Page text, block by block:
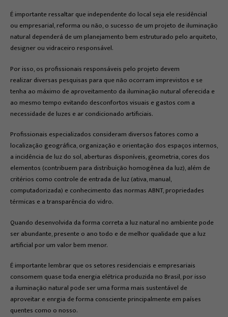
É importante ressaltar que independente do local seja ele residêncial
ou empresarial, reforma ou não, o sucesso de um projeto de iluminação
natural dependerá de um planejamento bem estruturado pelo arquiteto,
designer ou vidraceiro responsável.
Por isso, os profissionais responsáveis pelo projeto devem
realizar diversas pesquisas para que não ocorram imprevistos e se
tenha ao máximo de aproveitamento da iluminação nutural oferecida e
ao mesmo tempo evitando desconfortos visuais e gastos com a
necessidade de luzes e ar condicionado artificiais.
Profissionais especializados consideram diversos fatores como a
localização geográfica, organização e orientação dos espaços internos,
a incidência de luz do sol, aberturas disponíveis, geometria, cores dos
elementos (contribuem para distribuição homogênea da luz), além de
critérios como controle de entrada de luz (ativa, manual,
computadorizada) e conhecimento das normas ABNT, propriedades
térmicas e a transparência do vidro.
Quando desenvolvida da forma correta a luz natural no ambiente pode
ser abundante, presente o ano todo e de melhor qualidade que a luz
artificial por um valor bem menor.
É importante lembrar que os setores residenciais e empresariais
consomem quase toda energia elétrica produzida no Brasil, por isso
a iluminação natural pode ser uma forma mais sustentável de
aproveitar e enrgia de forma consciente principalmente em países
quentes como o nosso.